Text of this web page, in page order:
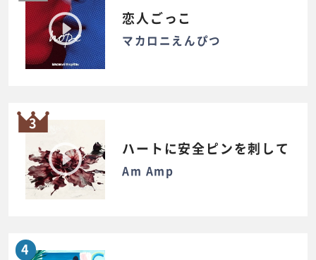
恋人ごっこ
マカロニえんぴつ
3
ハートに安全ピンを刺して
Am Amp
4